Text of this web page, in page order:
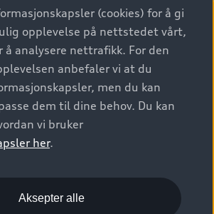
All Rights Reserved.
(cookies) for å gi
opplevelse på nettstedet vårt,
analysere nettrafikk. For den
anbefaler vi at du
men du kan
dem til dine behov. Du kan
vi bruker
her.
Aksepter alle